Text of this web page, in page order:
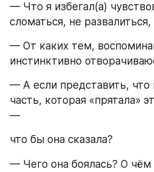
— Что я избегал(а)
сломаться, не
— От каких тем,
инстинктивно
— А если представить, что
часть, которая «прятала»
—
что бы она сказала?
— Чего она боялась? О чём